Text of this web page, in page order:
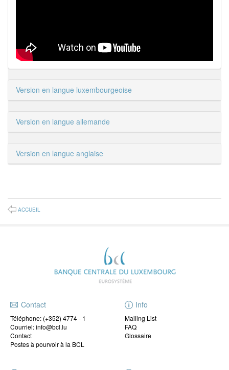
Version en langue luxembourgeoise
Version en langue allemande
Version en langue anglaise
ACCUEIL
Contact
Téléphone: (+352) 4774 - 1
Courriel: info@bcl.lu
Contact
Postes à pourvoir à la BCL
Info
Mailing List
FAQ
Glossaire